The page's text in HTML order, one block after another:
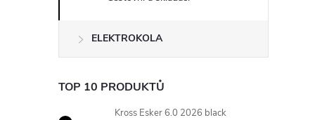
n
e
l
ELEKTROKOLA
TOP 10 PRODUKTŮ
Kross Esker 6.0 2026 black